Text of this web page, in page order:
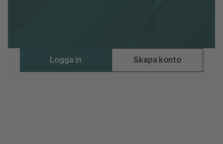
Logga in Skapa konto